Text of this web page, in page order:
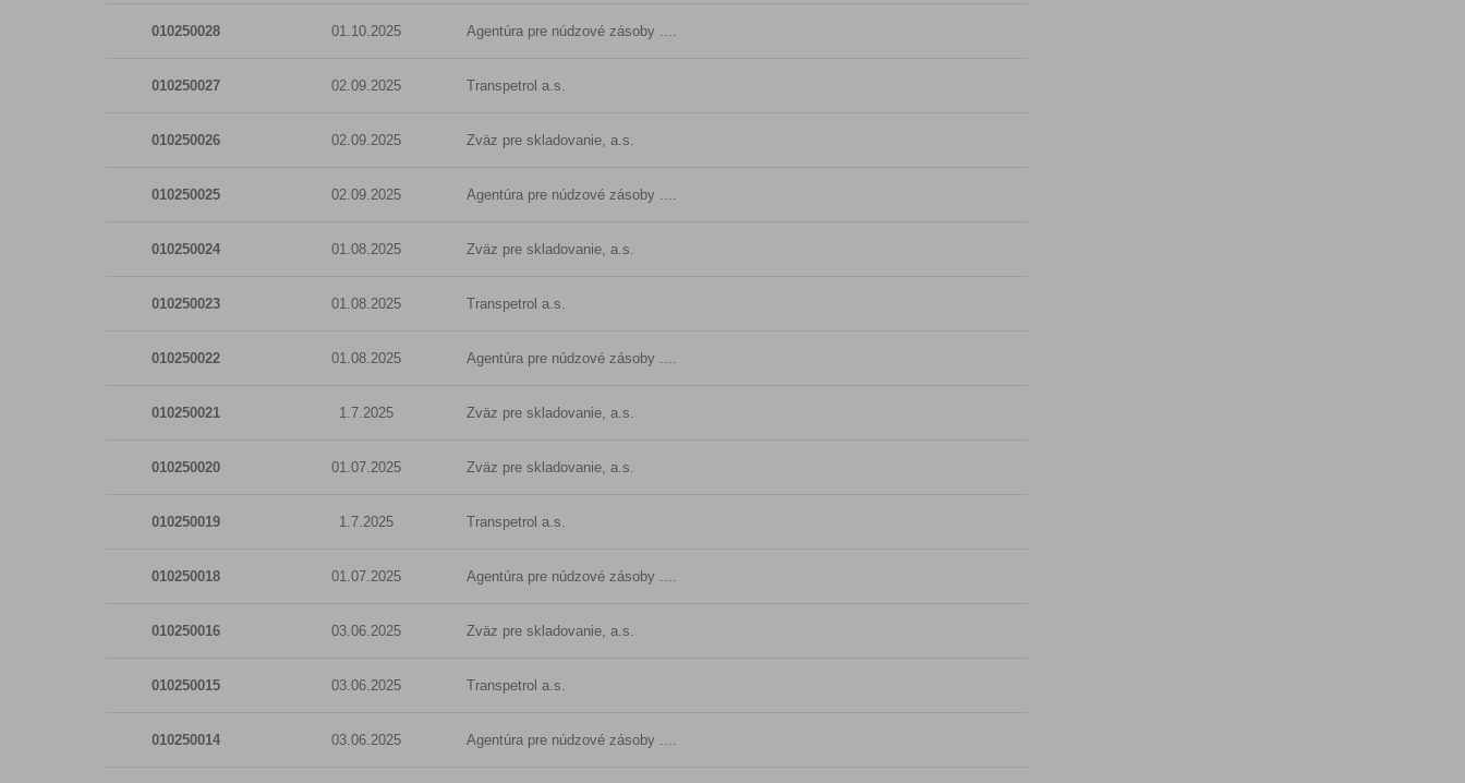
010250028 01.10.2025 Agentúra pre núdzové zásoby ....
010250027 02.09.2025 Transpetrol a.s.
010250026 02.09.2025 Zväz pre skladovanie, a.s.
010250025 02.09.2025 Agentúra pre núdzové zásoby ....
010250024 01.08.2025 Zväz pre skladovanie, a.s.
010250023 01.08.2025 Transpetrol a.s.
010250022 01.08.2025 Agentúra pre núdzové zásoby ....
010250021 1.7.2025 Zväz pre skladovanie, a.s.
010250020 01.07.2025 Zväz pre skladovanie, a.s.
010250019 1.7.2025 Transpetrol a.s.
010250018 01.07.2025 Agentúra pre núdzové zásoby ....
010250016 03.06.2025 Zväz pre skladovanie, a.s.
010250015 03.06.2025 Transpetrol a.s.
010250014 03.06.2025 Agentúra pre núdzové zásoby ....